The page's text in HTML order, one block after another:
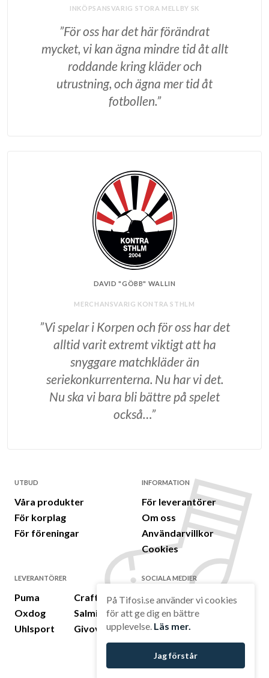
INKÖPSANSVARIG STORA MELLBY SK
”För oss har det här förändrat
mycket, vi kan ägna mindre tid åt allt
roddande kring kläder och
utrustning, och ägna mer tid åt
fotbollen.”
DAVID "GÖBB" WALLIN
MERCHANSVARIG KONTRA STHLM
”Vi spelar i Korpen och för oss har det
alltid varit extremt viktigt att ha
snyggare matchkläder än
seriekonkurrenterna. Nu har vi det.
Nu ska vi bara bli bättre på spelet
också…”
UTBUD
Våra produkter
För korplag
För föreningar
INFORMATION
För leverantörer
Om oss
Användarvillkor
Cookies
LEVERANTÖRER
Puma
Oxdog
Uhlsport
Craft
Salming
Givova
SOCIALA MEDIER
LinkedIn
Facebook
Instagram
På Tifosi.se använder vi cookies
för att ge dig en bättre
upplevelse. Läs mer.
Jag förstår